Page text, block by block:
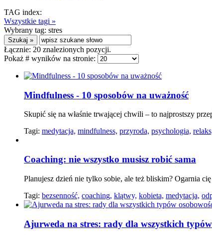
TAG index:
Wszystkie tagi »
Wybrany tag: stres
Łącznie: 20 znalezionych pozycji.
Pokaż # wyników na stronie:
Mindfulness - 10 sposobów na uważność
Skupić się na właśnie trwającej chwili – to najprostszy
Tagi: medytacja, mindfulness, przyroda, psychologia,
Coaching: nie wszystko musisz robić sama
Planujesz dzień nie tylko sobie, ale też bliskim? Ogarnia
Tagi: bezsenność, coaching, klątwy, kobieta, medytacja,
Ajurweda na stres: rady dla wszystkich typów